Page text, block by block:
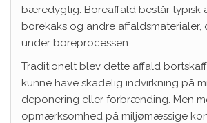
bæredygtig. Boreaffald består typisk
borekaks og andre affaldsmaterialer,
under boreprocessen.
Traditionelt blev dette affald
kunne have skadelig indvirkning på
deponering eller forbrænding. Men
opmærksomhed på miljømæssige